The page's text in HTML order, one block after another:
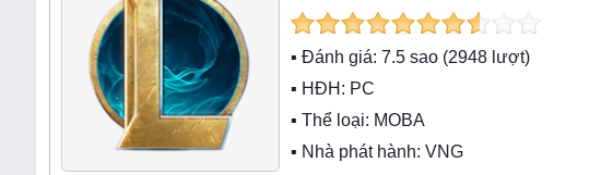
▪ Đánh giá: 7.5 sao (2948 lượt)
▪ HĐH: PC
▪ Thể loại: MOBA
▪ Nhà phát hành: VNG